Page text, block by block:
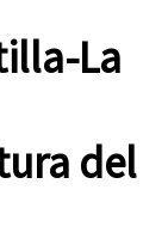
La
del